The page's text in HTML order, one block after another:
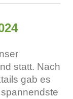
statt. Nach
gab es